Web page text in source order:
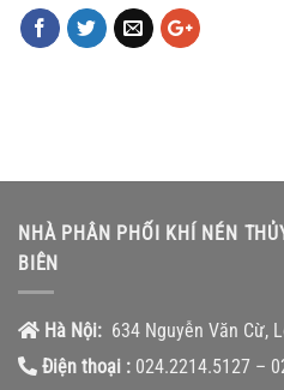
NHÀ PHÂN PHỐI KHÍ NÉN
BIÊN
Hà Nội: 634 Nguyễn Văn Cừ,
Điện thoại : 024.2214.5127 –